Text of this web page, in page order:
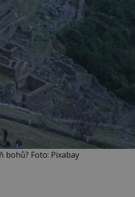
bohů? Foto: Pixabay